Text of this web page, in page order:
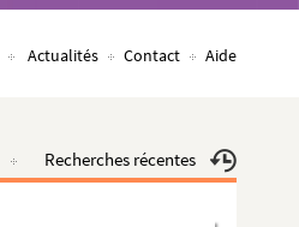
Actualités Contact Aide
Recherches récentes